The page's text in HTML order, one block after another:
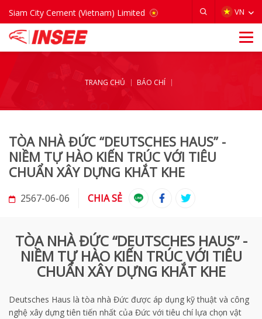
Siam City Cement (Vietnam) Limited VN
TRANG CHỦ BÁO CHÍ
TÒA NHÀ ĐỨC “DEUTSCHES HAUS” -
NIỀM TỰ HÀO KIẾN TRÚC VỚI TIÊU
CHUẨN XÂY DỰNG KHẮT KHE
2567-06-06 CHIA SẺ
TÒA NHÀ ĐỨC “DEUTSCHES HAUS” -
NIỀM TỰ HÀO KIẾN TRÚC VỚI TIÊU
CHUẨN XÂY DỰNG KHẮT KHE
Deutsches Haus là tòa nhà Đức được áp dụng kỹ thuật và công
nghệ xây dựng tiên tiến nhất của Đức với tiêu chí lựa chọn vật